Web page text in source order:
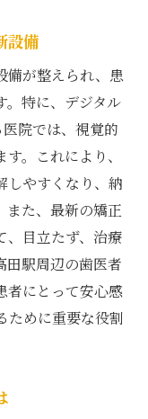
設備
備が整えられ、患
。特に、デジタル
院では、視覚的
。これにより、
しやすくなり、納
また、最新の矯正
、目立たず、治療
田駅周辺の歯医者
者にとって安心感
ために重要な役割